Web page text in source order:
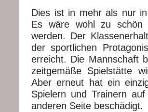
Dies ist in mehr als nur
Es wäre wohl zu
werden. Der
der sportlichen
erreicht. Die Mannschaft
zeitgemäße Spielstätte
Aber erneut hat ein
Spielern und Trainern
anderen Seite beschädigt.